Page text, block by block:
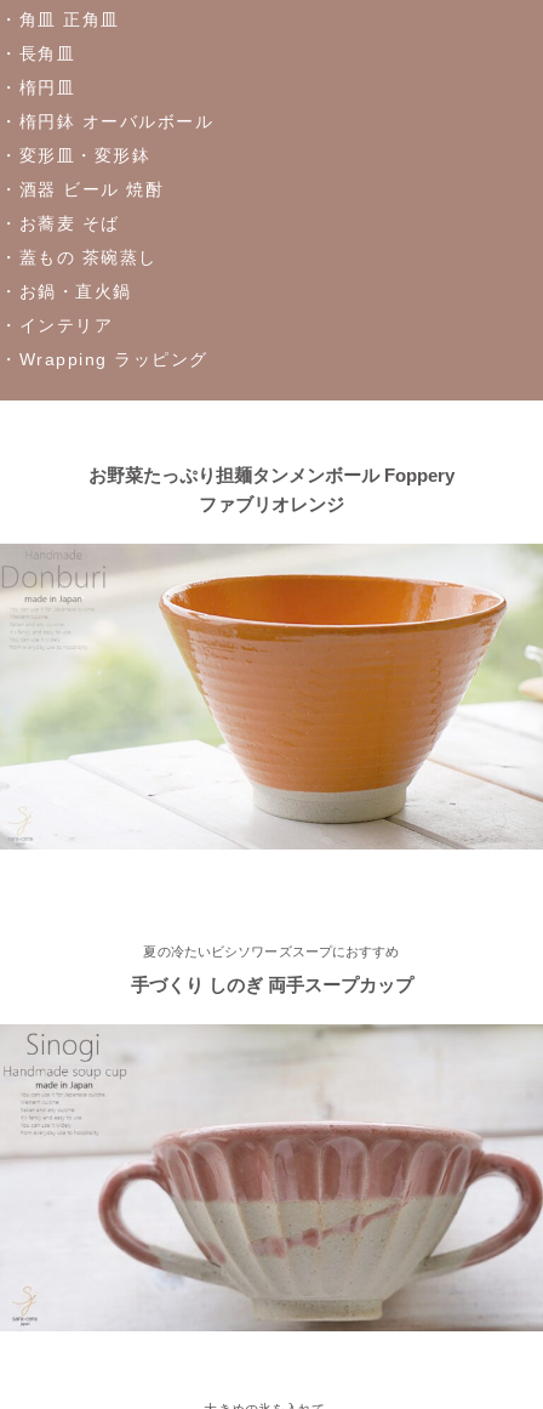
≪おすすめ≫実は万能！？色々使える抹茶碗
2023/4/27
≪おすすめ≫ちょこっとがうれしい♪松助窯 ちょこっと豆皿シリ
ーズ
2023/4/21
≪窯出し再入荷しました！≫どんなお料理にもぴったり♪
≪おすすめ≫自然感じる食卓、今日も美味しくいただきます！大
地の恵みで生きているシリーズ
2023/3/31
≪おすすめ≫ぬくもりカラーでほっこり♪波佐見焼 琥珀シリー
≪新着商品≫ 映える食卓
トルコブルーのきれいな器、入荷し
≪おすすめ≫春の陽気 かわいい桜のお茶碗♪
2023/2/21
≪おすすめ≫お世話になったあの人に…感謝を伝えるおすすめギ
フト♪
2023/2/16
≪新着商品≫ ほんわかかわいい♡椿の器、入荷しました♪
2023/2/13
・角皿 正角皿
・長角皿
・楕円皿
・楕円鉢 オーバルボール
・変形皿・変形鉢
・酒器 ビール 焼酎
・お蕎麦 そば
・蓋もの 茶碗蒸し
・お鍋・直火鍋
・インテリア
・Wrapping ラッピング
お野菜たっぷり担麺タンメンボール Foppery
ファブリオレンジ
夏の冷たいビシソワーズスープにおすすめ
手づくり しのぎ 両手スープカップ